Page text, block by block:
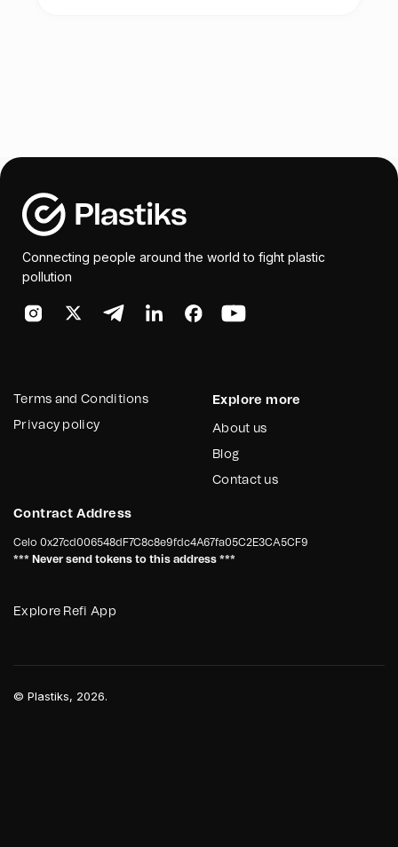
Connecting people around the world to fight plastic
pollution
Terms and Conditions
Privacy policy
Explore more
About us
Blog
Contact us
Contract Address
Celo 0x27cd006548dF7C8c8e9fdc4A67fa05C2E3CA5CF9
*** Never send tokens to this address ***
Explore Refi App
© Plastiks, 2026.